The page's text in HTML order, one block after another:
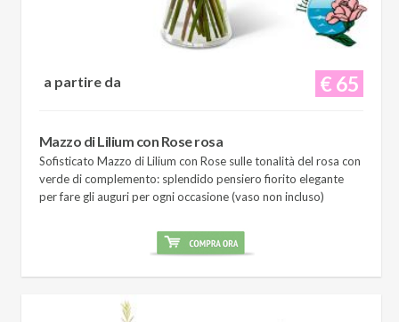
€ 65
a partire da
Mazzo di Lilium con Rose rosa
Sofisticato Mazzo di Lilium con Rose sulle tonalità del rosa con
verde di complemento: splendido pensiero fiorito elegante
per fare gli auguri per ogni occasione (vaso non incluso)